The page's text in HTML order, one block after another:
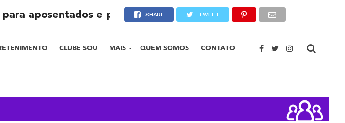
CLUBE SOU MAIS QUEM SOMOS CONTATO
aposentados e pensionistas em Petrópolis
SHARE TWEET